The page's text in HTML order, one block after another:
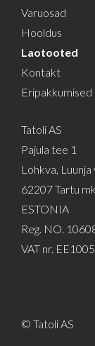
Varuosad
Hooldus
Laotooted
Kontakt
Eripakkumised
Tatoli AS
Pajula tee 1
Lohkva, Luunja
62207 Tartu
ESTONIA
Reg. NO.
VAT nr.
© Tatoli AS